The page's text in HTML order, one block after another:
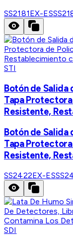
SS2181EX-ES
STI
Botón de Salida
Tapa
Resistente,
Botón de Salida
Tapa
Resistente,
SS2422EX-ES
SDI